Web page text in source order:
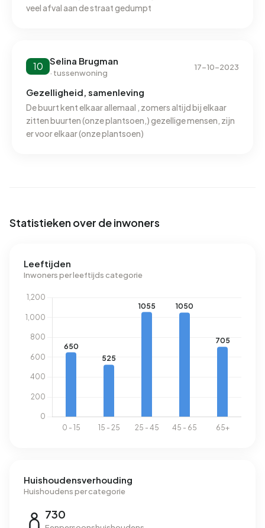
verbruik van 930 m³ per adres ligt het aardgasverbruik 27%
veel afval aan de straat gedumpt
10 Selina Brugman
· tussenwoning
17-10-2023
Gezelligheid, samenleving
De buurt kent elkaar allemaal , zomers altijd bij elkaar
zitten buurten (onze plantsoen,) gezellige mensen, zijn
er voor elkaar (onze plantsoen)
Statistieken over de inwoners
Leeftijden
Inwoners per leeftijds categorie
Huishoudensverhouding
Huishoudens per categorie
730